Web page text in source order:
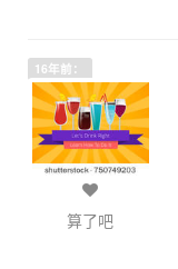
16年前：
算了吧